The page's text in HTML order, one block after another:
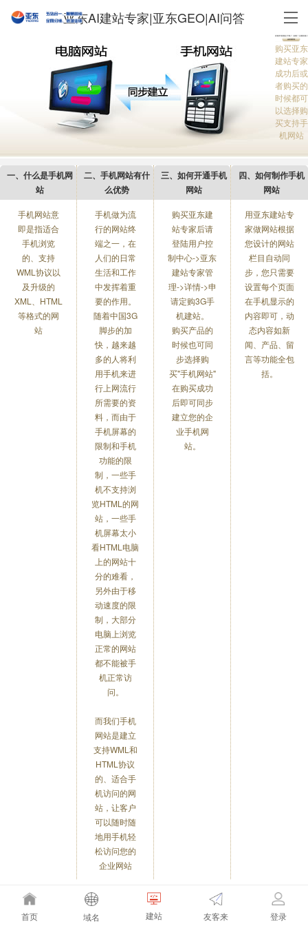
亚东AI建站专家|亚东GEO|AI问答
购买亚东
建站专家
成功后或
者购买的
时候都可
以选择购
买支持手
机网站
一、什么是手机网
站
手机网站意
即是指适合
手机浏览
的、支持
WML协议以
及升级的
XML、HTML
等格式的网
站
二、手机网站有什
么优势
手机做为流
行的网站终
端之一，在
人们的日常
生活和工作
中发挥着重
要的作用。
随着中国3G
脚步的加
快，越来越
多的人将利
用手机来进
行上网流行
所需要的资
料，而由于
手机屏幕的
限制和手机
功能的限
制，一些手
机不支持浏
览HTML的网
站，一些手
机屏幕太小
看HTML电脑
上的网站十
分的难看，
另外由于移
动速度的限
制，大部分
电脑上浏览
正常的网站
都不能被手
机正常访
问。
而我们手机
网站是建立
支持WML和
HTML协议
的、适合手
机访问的网
站，让客户
可以随时随
地用手机轻
松访问您的
企业网站
三、如何开通手机
网站
购买亚东建
站专家后请
登陆用户控
制中心->亚东
建站专家管
理->详情->申
请定购3G手
机建站。
购买产品的
时候也可同
步选择购
买"手机网站"
在购买成功
后即可同步
建立您的企
业手机网
站。
四、如何制作手机
网站
用亚东建站专
家做网站根据
您设计的网站
栏目自动同
步，您只需要
设置每个页面
在手机显示的
内容即可，动
态内容如新
闻、产品、留
言等功能全包
括。
首页 域名 建站 友客来 登录